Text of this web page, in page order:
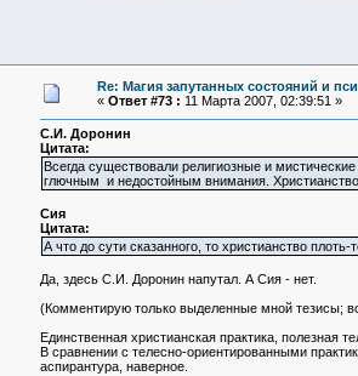
Re: Магия запутанных состояний и
« Ответ #73 : 11 Марта 2007, 02:39:51 »
С.И. Доронин
Цитата:
Всегда существовали религиозные и
глючным и недостойным внимания.
Сия
Цитата:
А что до сути сказанного, то христианство
Да, здесь С.И. Доронин напутал. А Сия - нет.
(Комментирую только выделенные мной тезисы;
Единственная христианская практика, полезная
В сравнении с телесно-ориентированными
аспирантура, наверное.